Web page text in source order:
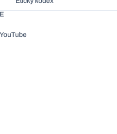
YouTube